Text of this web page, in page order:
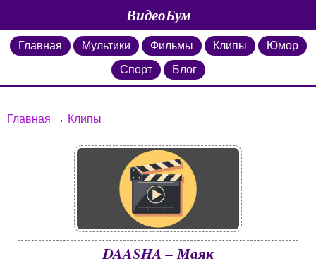
ВидеоБум
Главная Мультики Фильмы Клипы
Юмор
Спорт
Блог
Главная → Клипы
DAASHA – Маяк